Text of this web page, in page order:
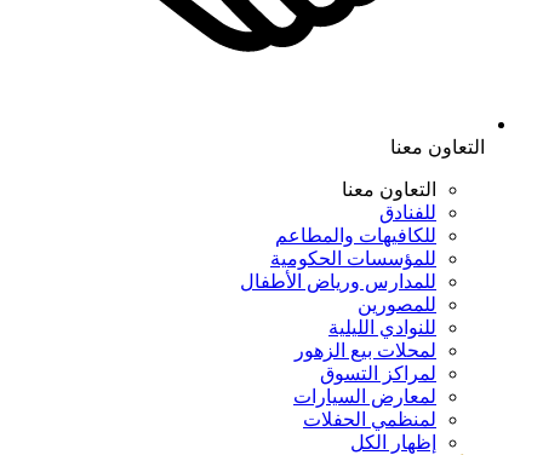
التعاون معنا
التعاون معنا
للفنادق
للكافيهات والمطاعم
للمؤسسات الحكومية
للمدارس ورياض الأطفال
للمصورين
للنوادي الليلية
لمحلات بيع الزهور
لمراكز التسوق
لمعارض السيارات
لمنظمي الحفلات
إظهار الكل